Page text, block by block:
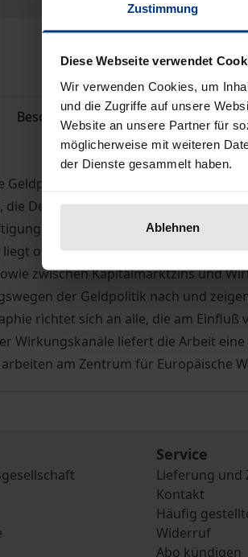
Zustimmung
Diese Webseite verwendet
Wir verwenden Cookies, um
und die Zugriffe auf unsere
Website an unsere Partner für
möglicherweise mit weiteren
der Dienste gesammelt haben.
Ablehnen
Beschreibung
Geldpolitik ist in regelmäßigen
die Deutsche Bundesbank sei zu
oft die Annahme zugrunde, es
zwischen Kapitalmarktzins und
der Geldpolitik nach und
richtet sich an alle, die am
Wirkungskanäle liefert die Arbeit
am Zentrum für Europäische
Service
Lieferung und
Kontakt
Häufig
Widerruf
Abo kündigen